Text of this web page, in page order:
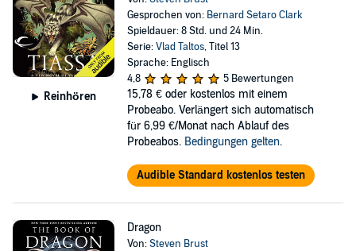
Reinhören
Gesprochen von: Bernard Setaro Clark
Spieldauer: 8 Std. und 24 Min.
Serie:Vlad Taltos, Titel 13
Sprache: Englisch
4,8
5 Bewertungen
15,78 € oder kostenlos mit einem
Probeabo. Verlängert sich automatisch
für 6,99 €/Monat nach Ablauf des
Probeabos. Bedingungen gelten.
Audible Standard kostenlos testen
Dragon
Von:Steven Brust